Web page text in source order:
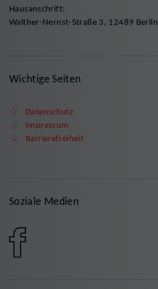
Hausanschrift:
Walther-Nernst-Straße 3, 12489 Berlin
Wichtige Seiten
Datenschutz
Impressum
Barrierefreiheit
Soziale Medien